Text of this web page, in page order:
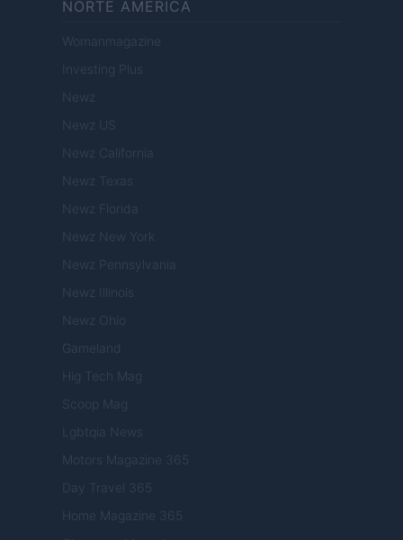
NORTE AMERICA
Womanmagazine
Investing Plus
Newz
Newz US
Newz California
Newz Texas
Newz Florida
Newz New York
Newz Pennsylvania
Newz Illinois
Newz Ohio
Gameland
Hig Tech Mag
Scoop Mag
Lgbtqia News
Motors Magazine 365
Day Travel 365
Home Magazine 365